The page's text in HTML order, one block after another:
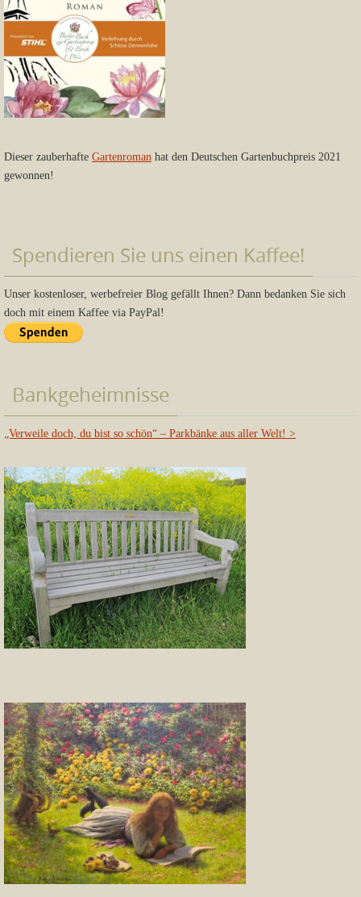
Dieser zauberhafte Gartenroman hat den Deutschen Gartenbuchpreis 2021
gewonnen!
Spendieren Sie uns einen Kaffee!
Unser kostenloser, werbefreier Blog gefällt Ihnen? Dann bedanken Sie sich
doch mit einem Kaffee via PayPal!
Bankgeheimnisse
„Verweile doch, du bist so schön“ – Parkbänke aus aller Welt! >